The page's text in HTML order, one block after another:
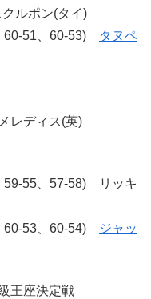
ルポン(タイ)
60-51、60-53)
タヌペ
レディス(英)
55、57-58) リッキ
60-53、60-54)
ジャッ
王座決定戦